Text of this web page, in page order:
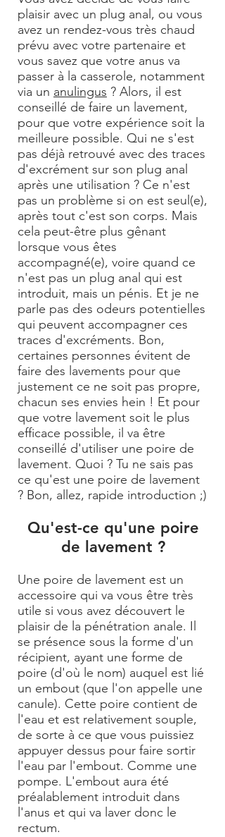
plaisir avec un plug anal, ou vous
avez un rendez-vous très chaud
prévu avec votre partenaire et
vous savez que votre anus va
passer à la casserole, notamment
via un anulingus ? Alors, il est
conseillé de faire un lavement,
pour que votre expérience soit la
meilleure possible. Qui ne s'est
pas déjà retrouvé avec des traces
d'excrément sur son plug anal
après une utilisation ? Ce n'est
pas un problème si on est seul(e),
après tout c'est son corps. Mais
cela peut-être plus gênant
lorsque vous êtes
accompagné(e), voire quand ce
n'est pas un plug anal qui est
introduit, mais un pénis. Et je ne
parle pas des odeurs potentielles
qui peuvent accompagner ces
traces d'excréments. Bon,
certaines personnes évitent de
faire des lavements pour que
justement ce ne soit pas propre,
chacun ses envies hein ! Et pour
que votre lavement soit le plus
efficace possible, il va être
conseillé d'utiliser une poire de
lavement. Quoi ? Tu ne sais pas
ce qu'est une poire de lavement
? Bon, allez, rapide introduction ;)
Qu'est-ce qu'une poire
de lavement ?
Une poire de lavement est un
accessoire qui va vous être très
utile si vous avez découvert le
plaisir de la pénétration anale. Il
se présence sous la forme d'un
récipient, ayant une forme de
poire (d'où le nom) auquel est lié
un embout (que l'on appelle une
canule). Cette poire contient de
l'eau et est relativement souple,
de sorte à ce que vous puissiez
appuyer dessus pour faire sortir
l'eau par l'embout. Comme une
pompe. L'embout aura été
préalablement introduit dans
l'anus et qui va laver donc le
rectum.